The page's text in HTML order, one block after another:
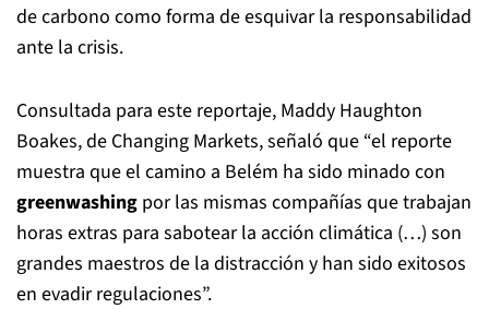
de carbono como forma de esquivar la responsabilidad
ante la crisis.
Consultada para este reportaje, Maddy Haughton
Boakes, de Changing Markets, señaló que “el reporte
muestra que el camino a Belém ha sido minado con
greenwashing por las mismas compañías que trabajan
horas extras para sabotear la acción climática (…) son
grandes maestros de la distracción y han sido exitosos
en evadir regulaciones”.